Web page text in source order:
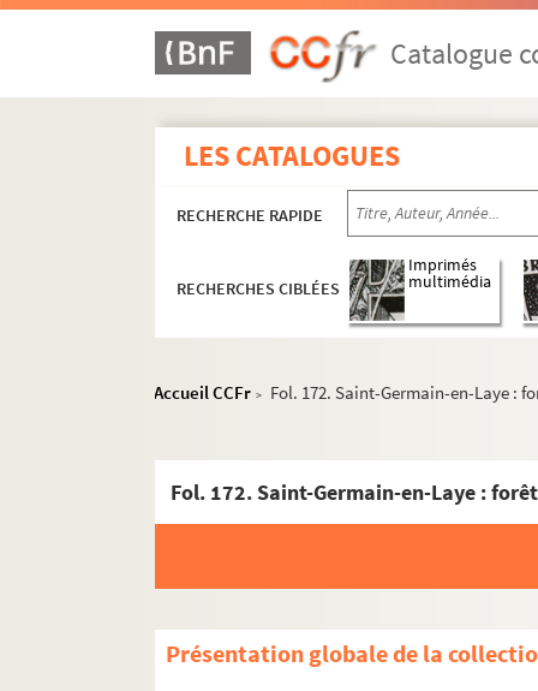
Catalogue
LES CATALOGUES
RECHERCHE RAPIDE
RECHERCHES CIBLÉES
Imprimés
multimédia
Accueil CCFr > Fol. 172. Saint-Germain-en-Laye :
Présentation globale de la